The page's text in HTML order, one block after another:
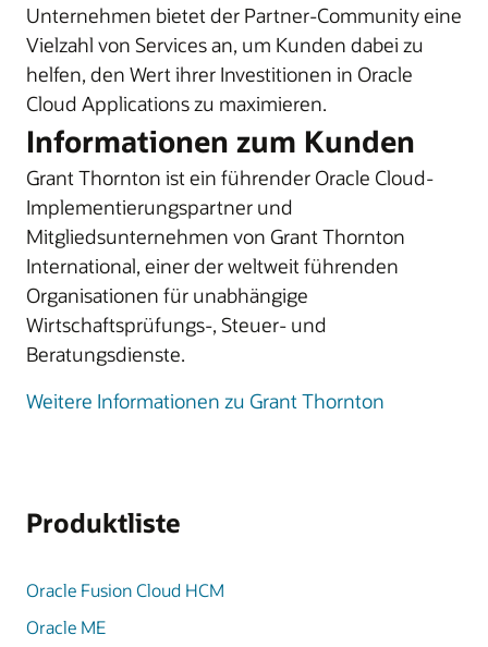
Unternehmen bietet der Partner-Community eine
Vielzahl von Services an, um Kunden dabei zu
helfen, den Wert ihrer Investitionen in Oracle
Cloud Applications zu maximieren.
Informationen zum Kunden
Grant Thornton ist ein führender Oracle Cloud-
Implementierungspartner und
Mitgliedsunternehmen von Grant Thornton
International, einer der weltweit führenden
Organisationen für unabhängige
Wirtschaftsprüfungs-, Steuer- und
Beratungsdienste.
Weitere Informationen zu Grant Thornton
Produktliste
Oracle Fusion Cloud HCM
Oracle ME